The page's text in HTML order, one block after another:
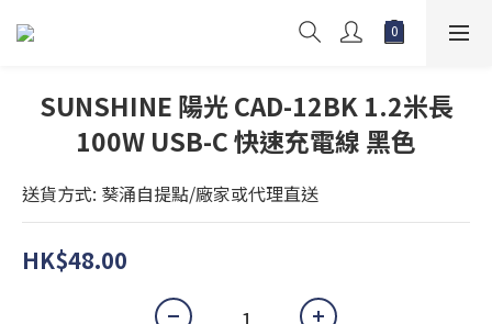
SUNSHINE 陽光 CAD-12BK 1.2米長
100W USB-C 快速充電線 黑色
送貨方式: 葵涌自提點/廠家或代理直送
HK$48.00